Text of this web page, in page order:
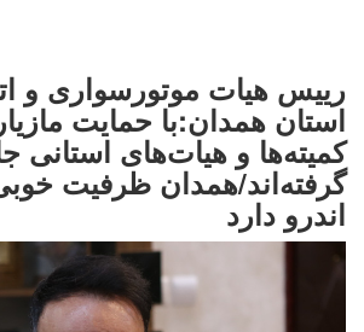
رییس هیات موتورسواری و
استان همدان:با حمایت
کمیته‌ها و هیات‌های استانی
گرفته‌اند/همدان ظرفیت
اندرو دارد